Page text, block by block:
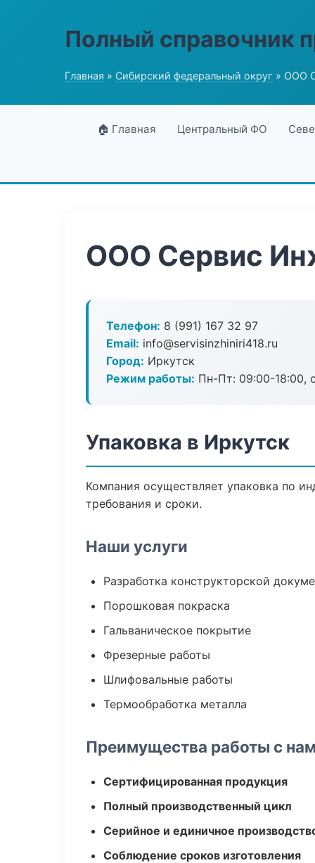
Полный справочник
Главная » Сибирский федеральный округ » ООО
🏠 Главная Центральный ФО
ООО Сервис
Телефон: 8 (991) 167 32 97
Email: info@servisinzhiniri418.ru
Город: Иркутск
Режим работы: Пн-Пт: 09:00-18:00,
Упаковка в Иркутск
Компания осуществляет упаковка по
требования и сроки.
Наши услуги
Разработка конструкторской
Порошковая покраска
Гальваническое покрытие
Фрезерные работы
Шлифовальные работы
Термообработка металла
Преимущества работы с
Сертифицированная продукция
Полный производственный цикл
Серийное и единичное
Соблюдение сроков изготовления